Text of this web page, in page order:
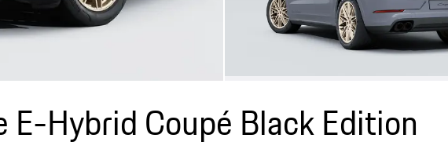
E-Hybrid Coupé Black Edition